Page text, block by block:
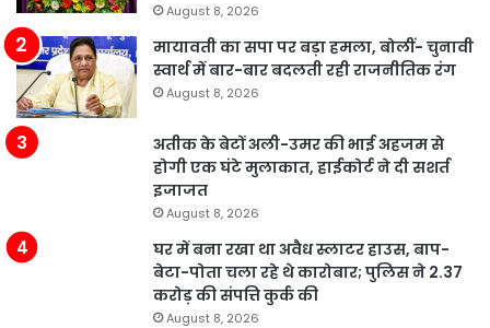
August 8, 2026
मायावती का सपा पर बड़ा हमला, बोलीं- चुनावी
स्वार्थ में बार-बार बदलती रही राजनीतिक रंग
August 8, 2026
अतीक के बेटों अली-उमर की भाई अहजम से
होगी एक घंटे मुलाकात, हाईकोर्ट ने दी सशर्त
इजाजत
August 8, 2026
घर में बना रखा था अवैध स्लाटर हाउस, बाप-
बेटा-पोता चला रहे थे कारोबार; पुलिस ने 2.37
करोड़ की संपत्ति कुर्क की
August 8, 2026